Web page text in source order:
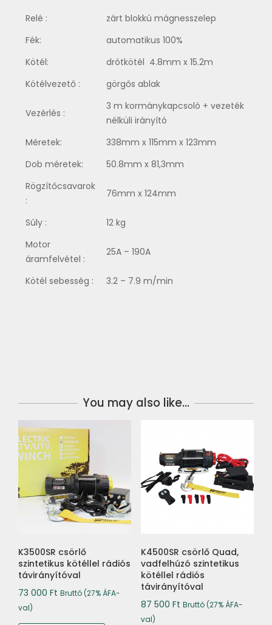
Relé :
zárt blokkú mágnesszelep
Fék:
automatikus 100%
Kötél:
drótkötél 4.8mm x 15.2m
Kötélvezető :
görgős ablak
Vezérlés :
3 m kormánykapcsoló + vezeték
nélküli irányító
Méretek:
338mm x 115mm x 123mm
Dob méretek:
50.8mm x 81,3mm
Rögzítőcsavarok
:
76mm x 124mm
Súly :
12 kg
Motor
áramfelvétel :
25A – 190A
Kötél sebesség : 3.2 – 7.9 m/min
You may also like…
K3500SR csörlő
szintetikus kötéllel rádiós
távirányítóval
73 000 Ft Bruttó (27% ÁFA-
val)
K4500SR csörlő Quad,
vadfelhúzó szintetikus
kötéllel rádiós
távirányítóval
87 500 Ft Bruttó (27% ÁFA-
val)